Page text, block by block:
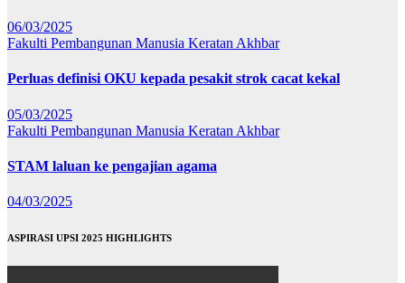
06/03/2025
Fakulti Pembangunan Manusia Keratan Akhbar
Perluas definisi OKU kepada pesakit strok cacat kekal
05/03/2025
Fakulti Pembangunan Manusia Keratan Akhbar
STAM laluan ke pengajian agama
04/03/2025
ASPIRASI UPSI 2025 HIGHLIGHTS